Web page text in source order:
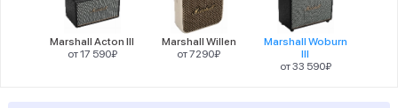
Marshall Acton III
от 17 590₽
Marshall Willen
от 7290₽
Marshall Woburn
III
от 33 590₽